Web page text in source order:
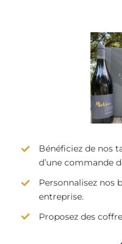
Bénéficiez de nos
d’une commande
Personnalisez nos
entreprise.
Proposez des